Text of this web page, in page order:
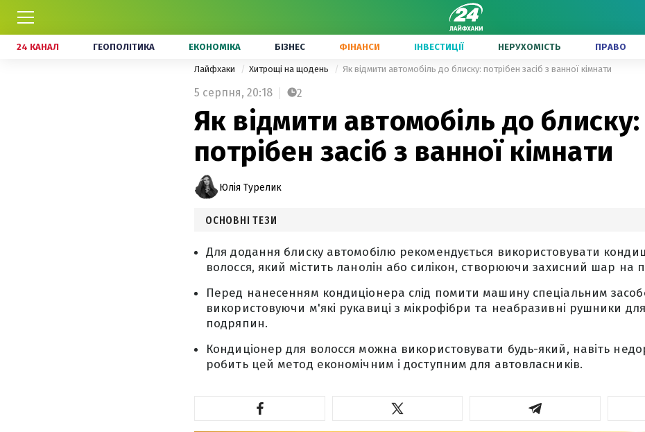
24 КАНАЛ ГЕОПОЛІТИКА ЕКОНОМІКА БІЗНЕС ФІНАНСИ ІНВЕСТИЦІЇ НЕРУХОМІСТЬ ПРАВО
Лайфхаки Хитрощі на щодень Як відмити автомобіль до блиску: потрібен засіб з ванної кімнати
5 серпня, 20:18 2
Як відмити автомобіль до блиску:
потрібен засіб з ванної кімнати
Юлія Турелик
ОСНОВНІ ТЕЗИ
Для додання блиску автомобілю рекомендується використовувати
волосся, який містить ланолін або силікон, створюючи захисний шар на
Перед нанесенням кондиціонера слід помити машину спеціальним
використовуючи м'які рукавиці з мікрофібри та неабразивні рушники
подряпин.
Кондиціонер для волосся можна використовувати будь-який, навіть
робить цей метод економічним і доступним для автовласників.